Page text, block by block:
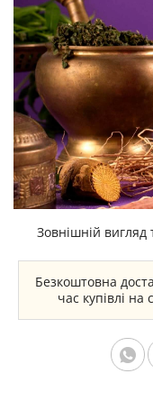
Зовнішній вигляд
Безкоштовна
час купівлі